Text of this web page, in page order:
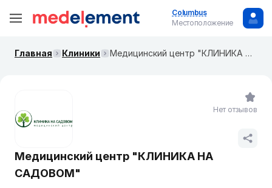
Columbus
Местоположение
Главная Клиники Медицинский центр "КЛИНИКА НА САДОВОМ"
Медицинский центр "КЛИНИКА НА
САДОВОМ"
Нет отзывов